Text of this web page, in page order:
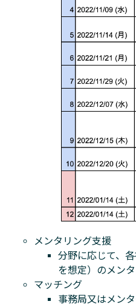
メンタリング支援
分野に応じて、
を想定）のメン
マッチング
事務局又はメン